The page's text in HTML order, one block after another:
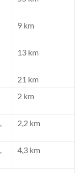
9 km
13 km
21 km
2 km
2,2 km
4,3 km